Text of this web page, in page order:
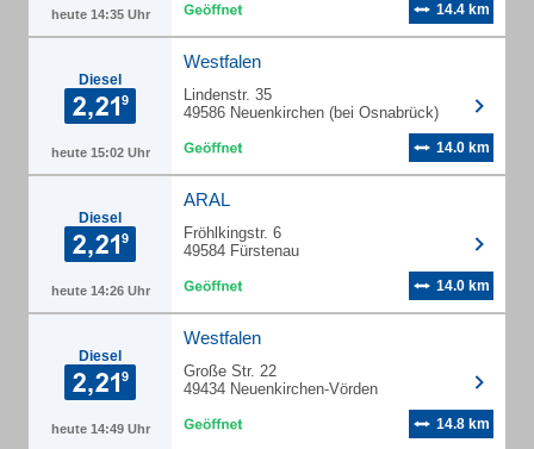
heute 14:35 Uhr 14.4 km
Diesel
heute 15:02 Uhr
Westfalen
Lindenstr. 35
49586 Neuenkirchen (bei Osnabrück)
14.0 km
Diesel
heute 14:26 Uhr
ARAL
Fröhlkingstr. 6
49584 Fürstenau
14.0 km
Diesel
heute 14:49 Uhr
Westfalen
Große Str. 22
49434 Neuenkirchen-Vörden
14.8 km